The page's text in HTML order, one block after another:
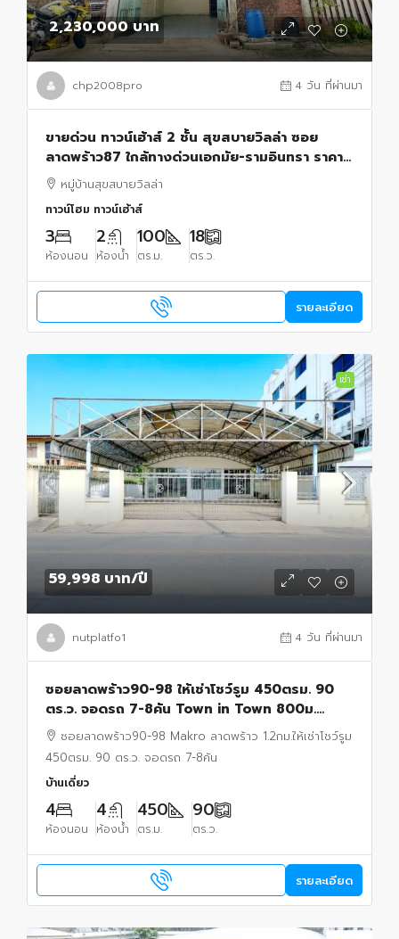
2,230,000 บาท
chp2008pro 4 วัน ที่ผ่านมา
ขายด่วน ทาวน์เฮ้าส์ 2 ชั้น สุขสบายวิลล่า ซอย
ลาดพร้าว87 ใกล้ทางด่วนเอกมัย-รามอินทรา ราคา
ถูกมาก
หมู่บ้านสุขสบายวิลล่า
ทาวน์โฮม ทาวน์เฮ้าส์
3
ห้องนอน
2
ห้องน้ำ
100
ตร.ม.
18
ตร.ว.
รายละเอียด
เช่า
59,998 บาท/ปี
nutplatfo1 4 วัน ที่ผ่านมา
ซอยลาดพร้าว90-98 ให้เช่าโชว์รูม 450ตรม. 90
ตร.ว. จอดรถ 7-8คัน Town in Town 800ม.
ออฟฟิศ 2ชั้น Makro ลาดพร้าว 1.2กม.
ซอยลาดพร้าว90-98 Makro ลาดพร้าว 1.2กม.ให้เช่าโชว์รูม
450ตรม. 90 ตร.ว. จอดรถ 7-8คัน
บ้านเดี่ยว
4
ห้องนอน
4
ห้องน้ำ
450
ตร.ม.
90
ตร.ว.
รายละเอียด